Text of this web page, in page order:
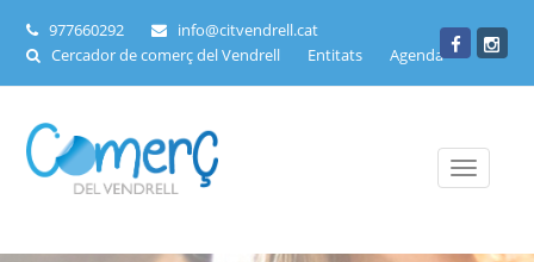
977660292
info@citvendrell.cat
Cercador de comerç del Vendrell
Entitats Agenda
Toggle